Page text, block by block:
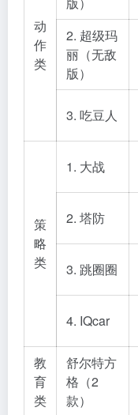
动
作
类
2. 超级玛
丽（无敌
版）
3. 吃豆人
策
略
类
1. 大战
2. 塔防
3. 跳圈圈
4. IQcar
教
育
类
舒尔特方
格（2
款）